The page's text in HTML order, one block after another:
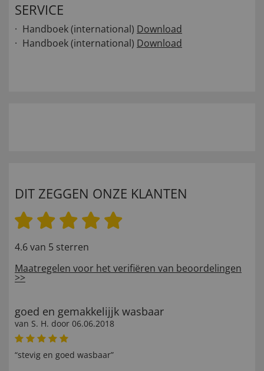
SERVICE
Handboek (international) Download
Handboek (international) Download
DIT ZEGGEN ONZE KLANTEN
4.6 van 5 sterren
Maatregelen voor het verifiëren van beoordelingen
>>
goed en gemakkelijjk wasbaar
van S. H. door 06.06.2018
“stevig en goed wasbaar”